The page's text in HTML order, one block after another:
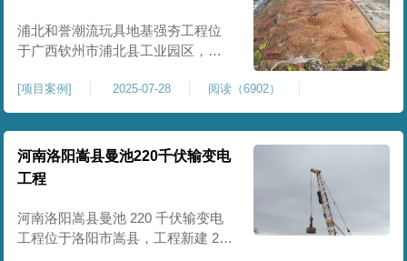
筑需长期承受货物堆放荷载，对地
基沉降稳定性、整体密实度要求较
浦北和誉潮流玩具地基强夯工程位
于广西钦州市浦北县工业园区，场
公及生活附属设施。原始场地为新
建园区待开发地块，土体回填不
均、土质松散、固结度不足，场地
承载力与整体均匀性较差，若直接
施工易出现地基不均匀沉降、地面
开裂、墙体变形等质量问题，无法
满足工业厂房长期荷载及规范建设
标
[项目案例] 2025-07-28 阅读（6902）
河南洛阳嵩县曼池220千伏输变电
工程
河南洛阳嵩县曼池 220 千伏输变电
工程位于洛阳市嵩县，工程新建 220